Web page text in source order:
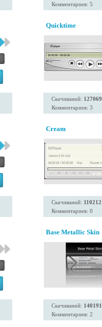
Комментариев: 5
Quicktime
Скачиваний: 127069
Комментариев: 3
Cream
Скачиваний: 110212
Комментариев: 0
Base Metallic Skin
Скачиваний: 140191
Комментариев: 2